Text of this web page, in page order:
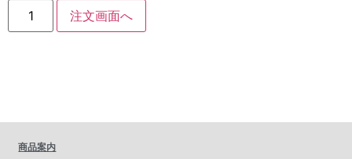
注文画面へ
商品案内